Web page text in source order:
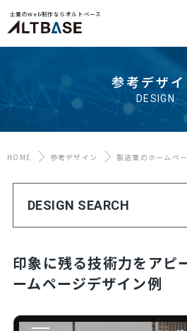
士業のWeb制作ならオルトベース
参考デザ
DESIGN
HOME 参考デザイン 製造業のホームペ
DESIGN SEARCH
印象に残る技術力をアピ
ームページデザイン例